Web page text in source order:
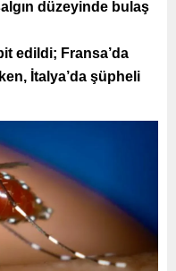
düzeyinde bulaş
edildi; Fransa’da
İtalya’da şüpheli